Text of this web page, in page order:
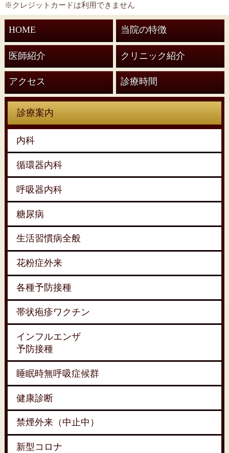
※クレジットカードは利用できません
HOME 当院の特徴
医師紹介 クリニック紹介
アクセス 診療時間
診療案内
内科
循環器内科
呼吸器内科
糖尿病
生活習慣病全般
花粉症外来
各種予防接種
帯状疱疹ワクチン
インフルエンザ
予防接種
睡眠時無呼吸症候群
健康診断
禁煙外来（中止中）
新型コロナ